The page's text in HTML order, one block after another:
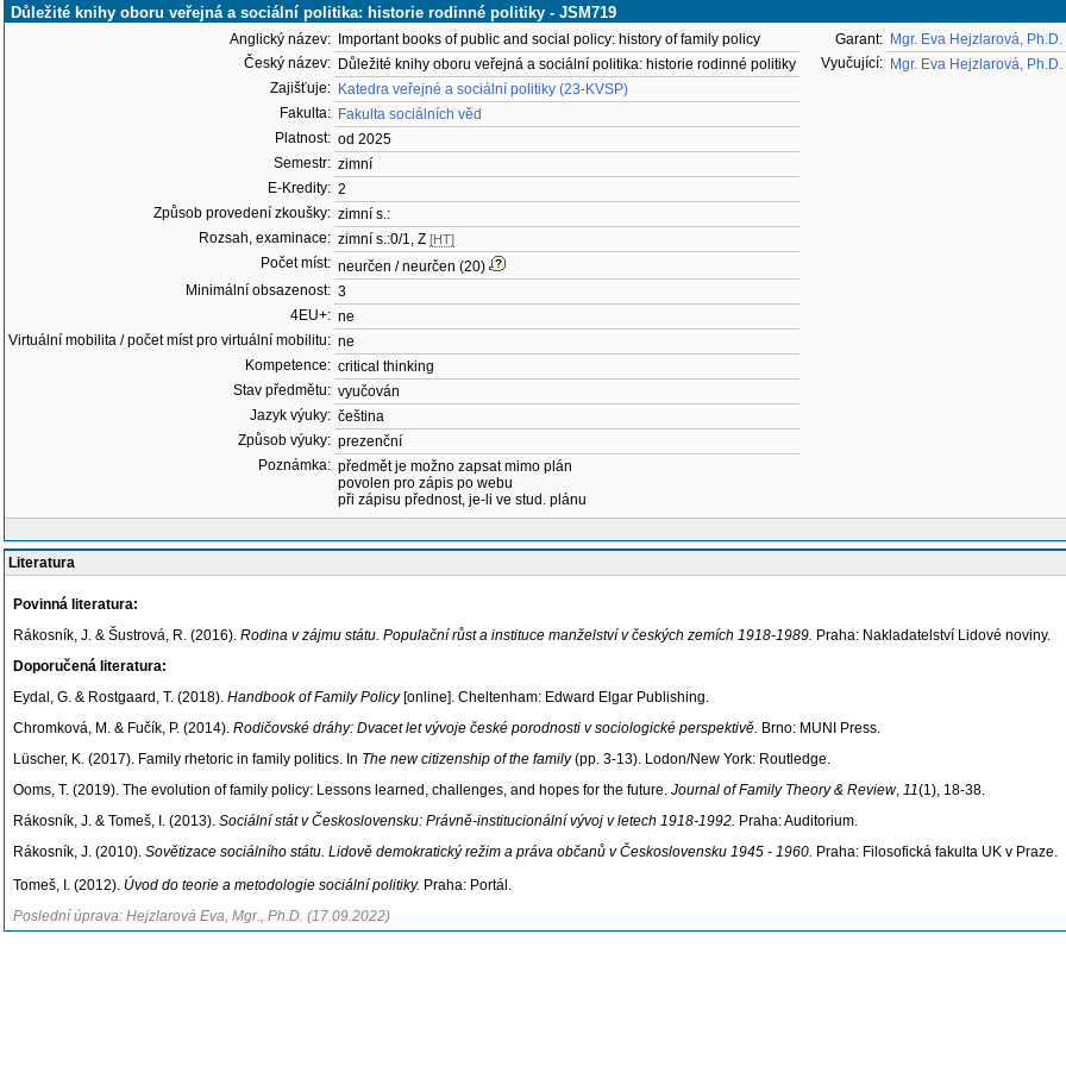
Důležité knihy oboru veřejná a sociální politika: historie rodinné politiky - JSM719
Anglický název:
Important books of public and social policy: history of family policy
Český název: Důležité knihy oboru veřejná a sociální politika: historie rodinné politiky
Zajišťuje: Katedra veřejné a sociální politiky (23-KVSP)
Fakulta: Fakulta sociálních věd
Platnost: od 2025
Semestr: zimní
E-Kredity: 2
Způsob provedení zkoušky: zimní s.:
Rozsah, examinace: zimní s.:0/1, Z [HT]
Počet míst: neurčen / neurčen (20)
Minimální obsazenost: 3
4EU+: ne
Virtuální mobilita / počet míst pro virtuální mobilitu: ne
Kompetence: critical thinking
Stav předmětu: vyučován
Jazyk výuky: čeština
Způsob výuky: prezenční
Poznámka: předmět je možno zapsat mimo plán
povolen pro zápis po webu
při zápisu přednost, je-li ve stud. plánu
Garant: Mgr. Eva Hejzlarová, Ph.D.
Vyučující: Mgr. Eva Hejzlarová, Ph.D.
Literatura
Povinná literatura:
Rákosník, J. & Šustrová, R. (2016). Rodina v zájmu státu. Populační růst a instituce manželství v českých zemích 1918-1989. Praha: Nakladatelství Lidové noviny.
Doporučená literatura:
Eydal, G. & Rostgaard, T. (2018). Handbook of Family Policy[online]. Cheltenham: Edward Elgar Publishing.
Chromková, M. & Fučík, P. (2014). Rodičovské dráhy: Dvacet let vývoje české porodnosti v sociologické perspektivě. Brno: MUNI Press.
Lüscher, K. (2017). Family rhetoric in family politics. In The new citizenship of the family(pp. 3-13). Lodon/New York: Routledge.
Ooms, T. (2019). The evolution of family policy: Lessons learned, challenges, and hopes for the future. Journal of Family Theory & Review, 11(1), 18-38.
Rákosník, J. & Tomeš, I. (2013). Sociální stát v Československu: Právně-institucionální vývoj v letech 1918-1992. Praha: Auditorium.
Rákosník, J. (2010). Sovětizace sociálního státu. Lidově demokratický režim a práva občanů v Československu 1945 - 1960. Praha: Filosofická fakulta UK v Praze.
Tomeš, I. (2012). Úvod do teorie a metodologie sociální politiky. Praha: Portál.
Poslední úprava: Hejzlarová Eva, Mgr., Ph.D. (17.09.2022)